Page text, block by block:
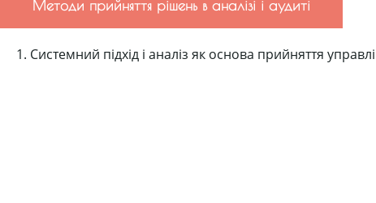
Методи прийняття рішень в аналізі і аудиті
1. Системний підхід і аналіз як основа прийняття